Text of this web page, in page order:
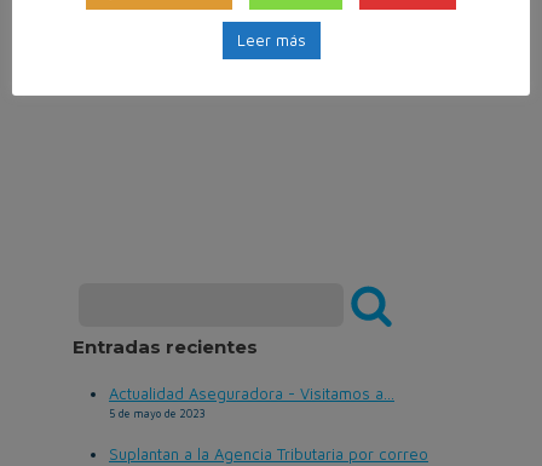
tomador , la entidad
aseguradora
no podrá aplicar
Entradas recientes
Actualidad Aseguradora - Visitamos a...
5 de mayo de 2023
Suplantan a la Agencia Tributaria por correo
Leer más